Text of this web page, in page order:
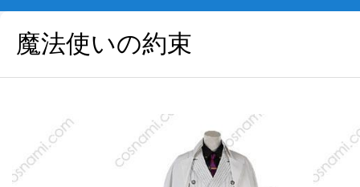
魔法使いの約束